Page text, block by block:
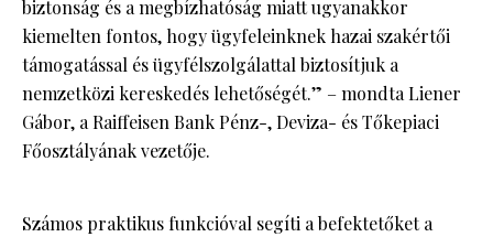
biztonság és a megbízhatóság miatt ugyanakkor
kiemelten fontos, hogy ügyfeleinknek hazai szakértői
támogatással és ügyfélszolgálattal biztosítjuk a
nemzetközi kereskedés lehetőségét.” – mondta Liener
Gábor, a Raiffeisen Bank Pénz-, Deviza- és Tőkepiaci
Főosztályának vezetője.
Számos praktikus funkcióval segíti a befektetőket a